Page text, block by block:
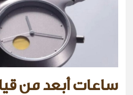
ساعات أبعد من